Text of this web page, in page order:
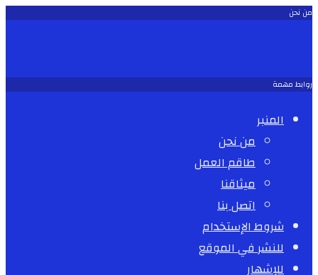
من نحن
روابط مهمة
المنبر
من نحن
طاقم العمل
ميثاقنا
اتصل بنا
شروط الإستخدام
للنشر في الموقع
للإشهار